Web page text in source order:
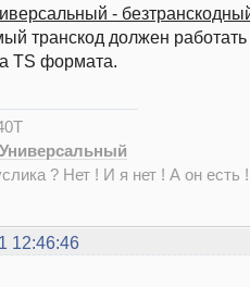
-
транскод должен работать
TS формата.
Универсальный
? Нет ! И я нет ! А он есть
12:46:46